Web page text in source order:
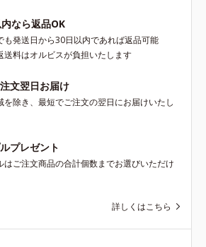
なら返品OK
も発送日から30日以内であれば返品可能
料はオルビスが負担いたします
文翌日お届け
を除き、最短でご注文の翌日にお届けいたし
プレゼント
はご注文商品の合計個数までお選びいただけ
詳しくはこちら